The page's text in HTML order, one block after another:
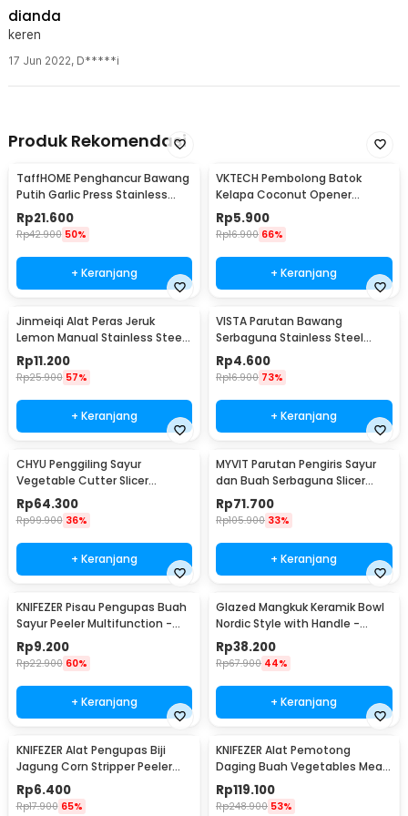
dianda
keren
17 Jun 2022, D*****i
Produk Rekomendasi
TaffHOME Penghancur Bawang
Putih Garlic Press Stainless
Steel - A42
Rp21.600
Rp42.900 50%
+ Keranjang
VKTECH Pembolong Batok
Kelapa Coconut Opener
Stainless Steel 1 PCS - 399
Rp5.900
Rp16.900 66%
+ Keranjang
Jinmeiqi Alat Peras Jeruk
Lemon Manual Stainless Steel
Citrus Squeezer - JQ005
Rp11.200
Rp25.900 57%
+ Keranjang
VISTA Parutan Bawang
Serbaguna Stainless Steel
Garlic Grinder - PJ492
Rp4.600
Rp16.900 73%
+ Keranjang
CHYU Penggiling Sayur
Vegetable Cutter Slicer
Tabletop Drum Grater - YG-
806
Rp64.300
Rp99.900 36%
+ Keranjang
MYVIT Parutan Pengiris Sayur
dan Buah Serbaguna Slicer
Draining Basket - PJ494
Rp71.700
Rp105.900 33%
+ Keranjang
KNIFEZER Pisau Pengupas Buah
Sayur Peeler Multifunction -
YYC770
Rp9.200
Rp22.900 60%
+ Keranjang
Glazed Mangkuk Keramik Bowl
Nordic Style with Handle -
PJ535
Rp38.200
Rp67.900 44%
+ Keranjang
KNIFEZER Alat Pengupas Biji
Jagung Corn Stripper Peeler
Blade Cutter - QMQ210
Rp6.400
Rp17.900 65%
KNIFEZER Alat Pemotong
Daging Buah Vegetables Meat
Slicer - BX002
Rp119.100
Rp248.900 53%